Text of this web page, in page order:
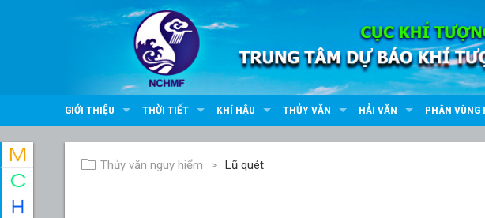
GIỚI THIỆU THỜI TIẾT KHÍ HẬU THỦY VĂN HẢI VĂN PHÂN VÙNG
Thủy văn nguy hiểm Lũ quét